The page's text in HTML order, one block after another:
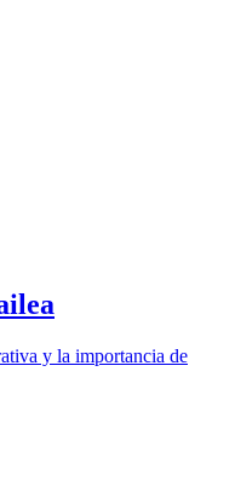
y la importancia de